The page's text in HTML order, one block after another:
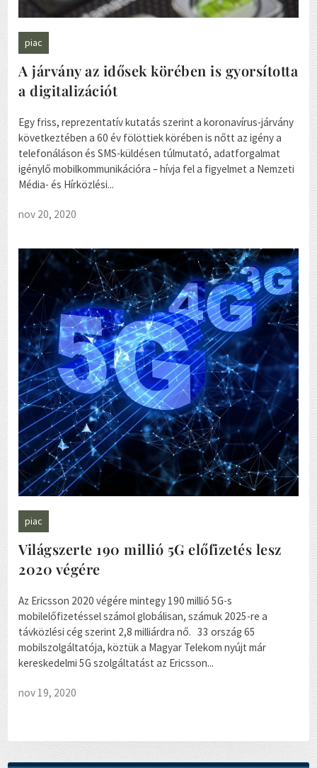
piac
A járvány az idősek körében is gyorsította
a digitalizációt
Egy friss, reprezentatív kutatás szerint a koronavírus-járvány
következtében a 60 év fölöttiek körében is nőtt az igény a
telefonáláson és SMS-küldésen túlmutató, adatforgalmat
igénylő mobilkommunikációra – hívja fel a figyelmet a Nemzeti
Média- és Hírközlési...
nov 20, 2020
piac
Világszerte 190 millió 5G előfizetés lesz
2020 végére
Az Ericsson 2020 végére mintegy 190 millió 5G-s
mobilelőfizetéssel számol globálisan, számuk 2025-re a
távközlési cég szerint 2,8 milliárdra nő. 33 ország 65
mobilszolgáltatója, köztük a Magyar Telekom nyújt már
kereskedelmi 5G szolgáltatást az Ericsson...
nov 19, 2020